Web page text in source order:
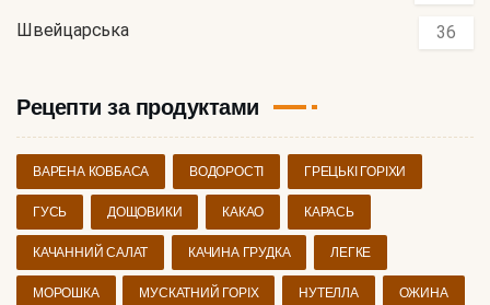
Швейцарська 36
Рецепти за продуктами
ВАРЕНА КОВБАСА ВОДОРОСТІ ГРЕЦЬКІ ГОРІХИ
ГУСЬ ДОЩОВИКИ КАКАО КАРАСЬ
КАЧАННИЙ САЛАТ КАЧИНА ГРУДКА ЛЕГКЕ
МОРОШКА МУСКАТНИЙ ГОРІХ НУТЕЛЛА ОЖИНА